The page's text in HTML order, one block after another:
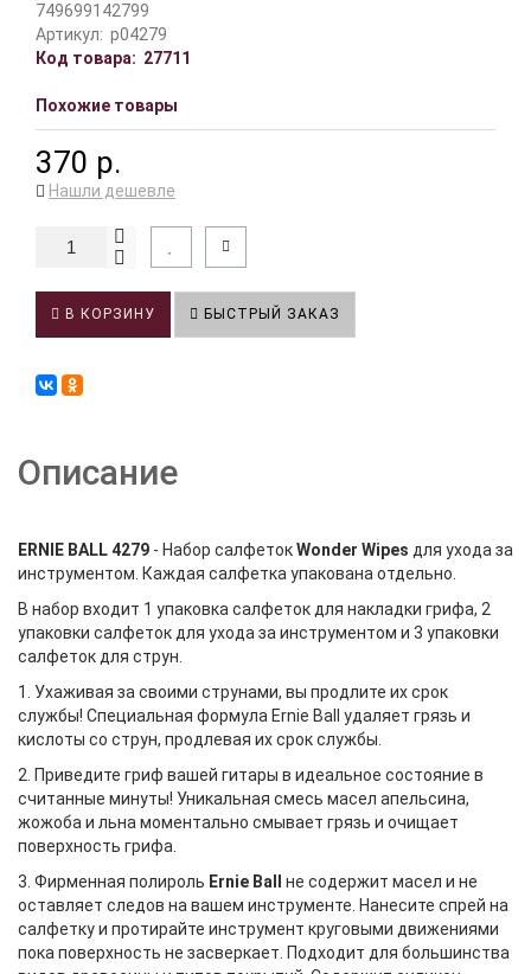
749699142799
Артикул: p04279
Код товара: 27711
Похожие товары
370 р.
Нашли дешевле
В КОРЗИНУ БЫСТРЫЙ ЗАКАЗ
Описание
ERNIE BALL 4279 - Набор салфетокWonder Wipes для ухода за
инструментом. Каждая салфетка упакована отдельно.
В набор входит 1 упаковка салфеток для накладки грифа, 2
упаковки салфеток для ухода за инструментом и 3 упаковки
салфеток для струн.
1. Ухаживая за своими струнами, вы продлите их срок
службы! Специальная формула Ernie Ball удаляет грязь и
кислоты со струн, продлевая их срок службы.
2. Приведите гриф вашей гитары в идеальное состояние в
считанные минуты! Уникальная смесь масел апельсина,
жожоба и льна моментально смывает грязь и очищает
поверхность грифа.
3. Фирменная полироль Ernie Ball
не содержит масел и не
оставляет следов на вашем инструменте. Нанесите спрей на
салфетку и протирайте инструмент круговыми движениями
пока поверхность не засверкает. Подходит для большинства